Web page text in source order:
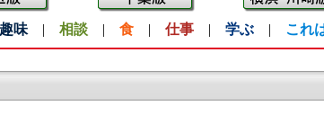
趣味 | 相談 | 食 | 仕事 | 学ぶ | これ